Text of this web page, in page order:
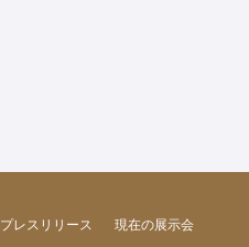
プレスリリース 現在の展示会